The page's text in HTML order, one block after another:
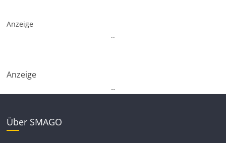
Anzeige
..
Anzeige
..
Über SMAGO